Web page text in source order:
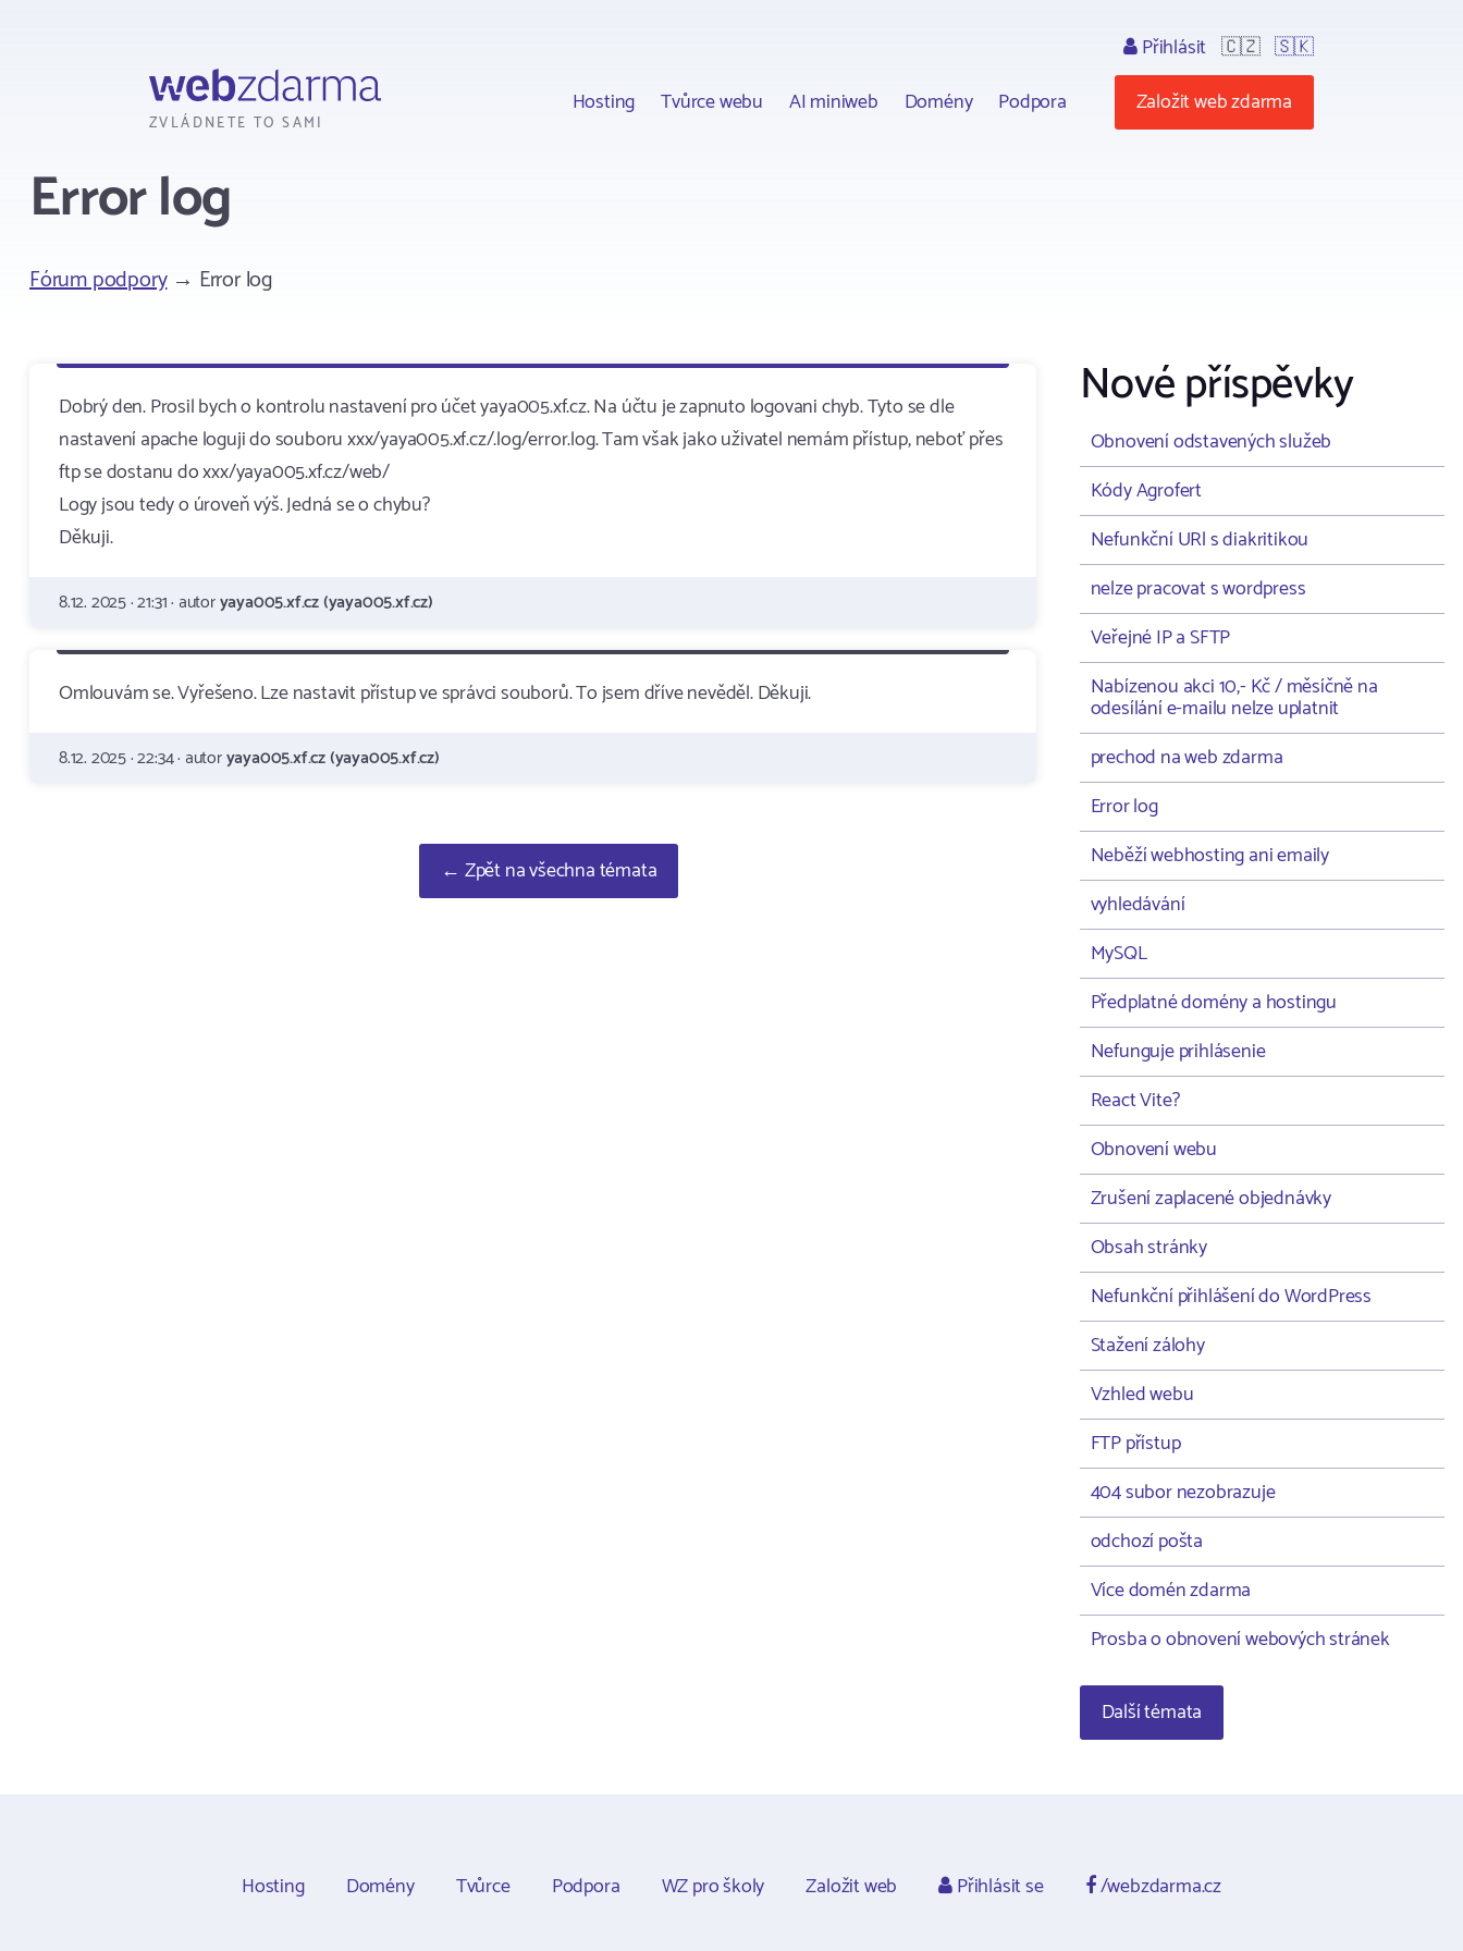
ZVLÁDNETE TO SAMI
Hosting Tvůrce webu AI miniweb Domény Podpora
Přihlásit 🇨🇿 🇸🇰
Založit web zdarma
Error log
Fórum podpory→ Error log
Dobrý den. Prosil bych o kontrolu nastavení pro účet yaya005.xf.cz. Na účtu je zapnuto logovani chyb. Tyto se dle
nastavení apache loguji do souboru xxx/yaya005.xf.cz/.log/error.log. Tam však jako uživatel nemám přístup, neboť přes
ftp se dostanu do xxx/yaya005.xf.cz/web/
Logy jsou tedy o úroveň výš. Jedná se o chybu?
Děkuji.
8.12. 2025 · 21:31 · autoryaya005.xf.cz (yaya005.xf.cz)
Omlouvám se. Vyřešeno. Lze nastavit přístup ve správci souborů. To jsem dříve nevěděl. Děkuji.
8.12. 2025 · 22:34 · autoryaya005.xf.cz (yaya005.xf.cz)
← Zpět na všechna témata
Nové příspěvky
Obnovení odstavených služeb
Kódy Agrofert
Nefunkční URl s diakritikou
nelze pracovat s wordpress
Veřejné IP a SFTP
Nabízenou akci 10,- Kč / měsíčně na
odesílání e-mailu nelze uplatnit
prechod na web zdarma
Error log
Neběží webhosting ani emaily
vyhledávání
MySQL
Předplatné domény a hostingu
Nefunguje prihlásenie
React Vite?
Obnovení webu
Zrušení zaplacené objednávky
Obsah stránky
Nefunkční přihlášení do WordPress
Stažení zálohy
Vzhled webu
FTP přístup
404 subor nezobrazuje
odchozí pošta
Více domén zdarma
Prosba o obnovení webových stránek
Další témata
Hosting Domény Tvůrce Podpora WZ pro školy Založit web Přihlásit se /webzdarma.cz